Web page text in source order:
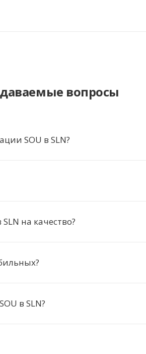
вопросы
SOU в SLN?
на качество?
в SLN?